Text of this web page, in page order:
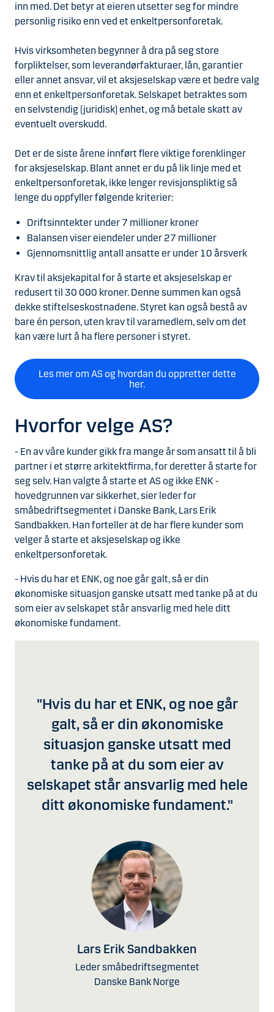
inn med. Det betyr at eieren utsetter seg for mindre
personlig risiko enn ved et enkeltpersonforetak.
Hvis virksomheten begynner å dra på seg store
forpliktelser, som leverandørfakturaer, lån, garantier
eller annet ansvar, vil et aksjeselskap være et bedre valg
enn et enkeltpersonforetak. Selskapet betraktes som
en selvstendig (juridisk) enhet, og må betale skatt av
eventuelt overskudd.
Det er de siste årene innført flere viktige forenklinger
for aksjeselskap. Blant annet er du på lik linje med et
enkeltpersonforetak, ikke lenger revisjonspliktig så
lenge du oppfyller følgende kriterier:
Driftsinntekter under 7 millioner kroner
Balansen viser eiendeler under 27 millioner
Gjennomsnittlig antall ansatte er under 10 årsverk
Krav til aksjekapital for å starte et aksjeselskap er
redusert til 30 000 kroner. Denne summen kan også
dekke stiftelseskostnadene. Styret kan også bestå av
bare én person, uten krav til varamedlem, selv om det
kan være lurt å ha flere personer i styret.
Les mer om AS og hvordan du oppretter dette
her.
Hvorfor velge AS?
- En av våre kunder gikk fra mange år som ansatt til å bli
partner i et større arkitektfirma, for deretter å starte for
seg selv. Han valgte å starte et AS og ikke ENK -
hovedgrunnen var sikkerhet, sier leder for
småbedriftsegmentet i Danske Bank, Lars Erik
Sandbakken. Han forteller at de har flere kunder som
velger å starte et aksjeselskap og ikke
enkeltpersonforetak.
- Hvis du har et ENK, og noe går galt, så er din
økonomiske situasjon ganske utsatt med tanke på at du
som eier av selskapet står ansvarlig med hele ditt
økonomiske fundament.
"Hvis du har et ENK, og noe går
galt, så er din økonomiske
situasjon ganske utsatt med
tanke på at du som eier av
selskapet står ansvarlig med hele
ditt økonomiske fundament."
Lars Erik Sandbakken
Leder småbedriftsegmentet
Danske Bank Norge